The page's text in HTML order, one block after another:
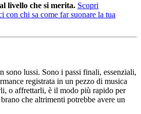
livello che si merita. Scopri
con chi sa come far suonare la tua
sono lussi. Sono i passi finali, essenziali,
registrata in un pezzo di musica
o affrettarli, è il modo più rapido per
che altrimenti potrebbe avere un